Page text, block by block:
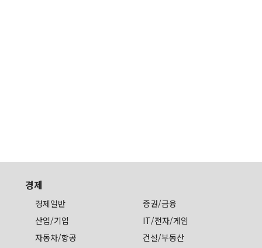
경제
경제일반
증권/금융
산업/기업
IT/전자/게임
자동차/항공
건설/부동산